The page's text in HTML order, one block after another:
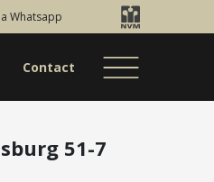
Whatsapp
Contact
51-7